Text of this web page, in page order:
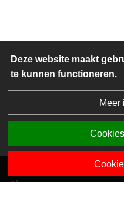
Algemene
Deze website maakt
te kunnen functioneren.
Meer